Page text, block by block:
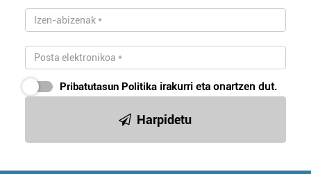
Pribatutasun Politika irakurri eta onartzen dut.
Harpidetu